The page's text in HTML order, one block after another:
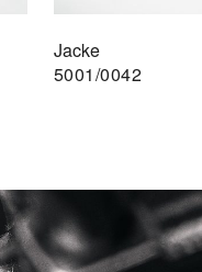
Jacke
5001/0042